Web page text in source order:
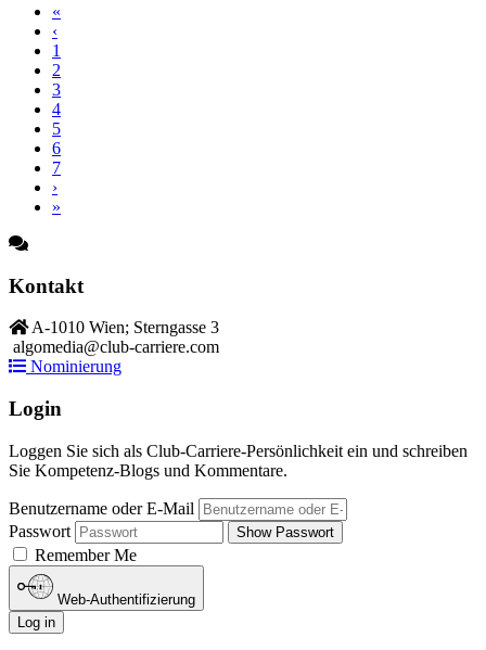
«
‹
1
2
3
4
5
6
7
›
»
Kontakt
A-1010 Wien; Sterngasse 3
algomedia@club-carriere.com
Nominierung
Login
Loggen Sie sich als Club-Carriere-Persönlichkeit ein und schreiben
Sie Kompetenz-Blogs und Kommentare.
Benutzername oder E-Mail
Passwort
Show Passwort
Remember Me
Web-Authentifizierung
Log in